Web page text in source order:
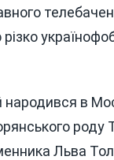
в
роду
Льва